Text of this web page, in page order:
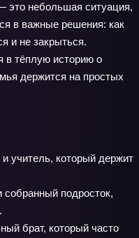
это небольшая ситуация,
в важные решения: как
и не закрыться.
в тёплую историю о
держится на простых
учитель, который держит
подросток,
брат, который часто